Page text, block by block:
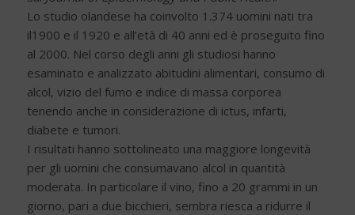
Lo studio olandese ha coinvolto 1.374 uomini nati tra
il1900 e il 1920 e all’età di 40 anni ed è proseguito fino
al 2000. Nel corso degli anni gli studiosi hanno
esaminato e analizzato abitudini alimentari, consumo di
alcol, vizio del fumo e indice di massa corporea
tenendo anche in considerazione di ictus, infarti,
diabete e tumori.
I risultati hanno sottolineato una maggiore longevità
per gli uomini che consumavano alcol in quantità
moderata. In particolare il vino, fino a 20 grammi in un
giorno, pari a due bicchieri, sembra riesca a ridurre il